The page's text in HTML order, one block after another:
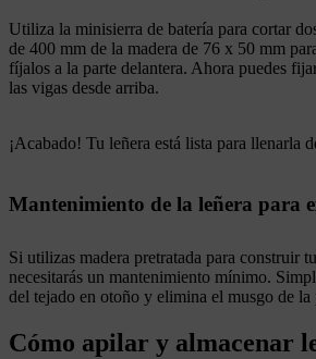
Utiliza la minisierra de batería para cortar
de 400 mm de la madera de 76 x 50 mm
fíjalos a la parte delantera. Ahora puedes
las vigas desde arriba.
¡Acabado! Tu leñera está lista para llenarla
Mantenimiento de la leñera para
Si utilizas madera pretratada para construir
necesitarás un mantenimiento mínimo.
del tejado en otoño y elimina el musgo de la
Cómo apilar y almacenar